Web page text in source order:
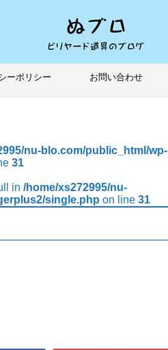
ーポリシー お問い合わせ
nu-blo.com/public_html/wp-
31
in /home/xs272995/nu-
single.php on line 31